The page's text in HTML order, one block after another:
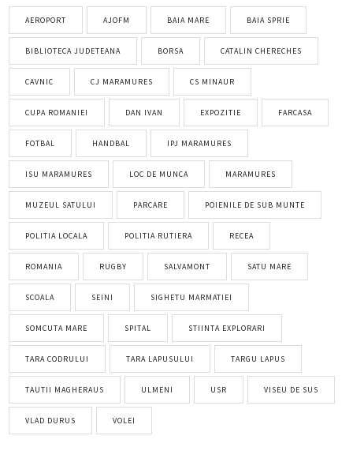
AEROPORT AJOFM BAIA MARE BAIA SPRIE
BIBLIOTECA JUDETEANA BORSA CATALIN CHERECHES
CAVNIC CJ MARAMURES CS MINAUR
CUPA ROMANIEI DAN IVAN EXPOZITIE FARCASA
FOTBAL HANDBAL IPJ MARAMURES
ISU MARAMURES LOC DE MUNCA MARAMURES
MUZEUL SATULUI PARCARE POIENILE DE SUB MUNTE
POLITIA LOCALA POLITIA RUTIERA RECEA
ROMANIA RUGBY SALVAMONT SATU MARE
SCOALA SEINI SIGHETU MARMATIEI
SOMCUTA MARE SPITAL STIINTA EXPLORARI
TARA CODRULUI TARA LAPUSULUI TARGU LAPUS
TAUTII MAGHERAUS ULMENI USR VISEU DE SUS
VLAD DURUS VOLEI